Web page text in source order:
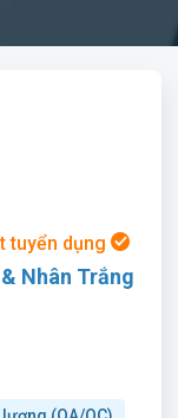
tuyển dụng
Nhân Trắng